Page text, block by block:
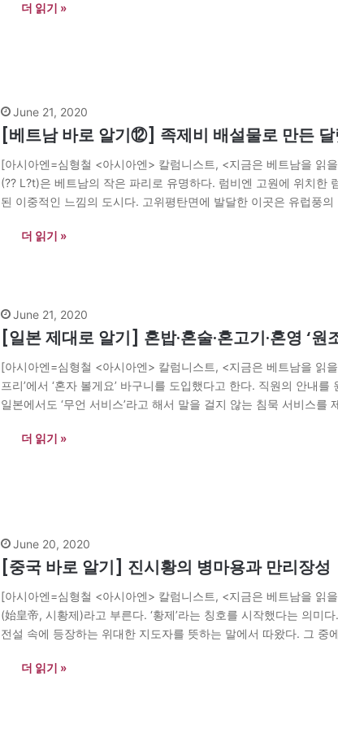
더 읽기 »
June 21, 2020
[베트남 바로 알기⑫] 족제비 배설물로 만든 달
[아시아엔=심형철 <아시아엔> 칼럼니스트, <지금은 베트남을 읽
(?? L?t)은 베트남의 작은 파리로 유명하다. 럼비엔 고원에 위치한
된 이중적인 느낌의 도시다. 고위평탄면에 발달한 이곳은 유럽풍
더 읽기 »
June 21, 2020
[일본 제대로 알기] 혼밥·혼술·혼고기·혼영 ‘원
[아시아엔=심형철 <아시아엔> 칼럼니스트, <지금은 베트남을 읽
프리’에서 ‘혼자 볼게요’ 바구니를 도입했다고 한다. 직원의 안내
일본에서도 ‘무언 서비스’라고 해서 말을 걸지 않는 침묵 서비스를
더 읽기 »
June 20, 2020
[중국 바로 알기] 진시황의 병마용과 만리장성
[아시아엔=심형철 <아시아엔> 칼럼니스트, <지금은 베트남을 읽
(始皇帝, 시황제)라고 부른다. ‘황제’라는 칭호를 시작했다는 의미
전설 속에 등장하는 위대한 지도자를 뜻하는 말에서 따왔다. 그 중
더 읽기 »